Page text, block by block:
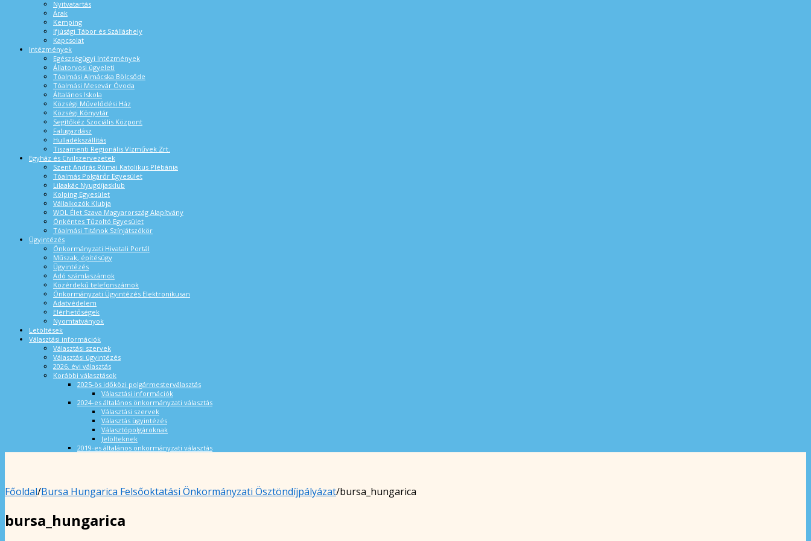
Nyitvatartás
Árak
Kemping
Ifjúsági Tábor és Szálláshely
Kapcsolat
Intézmények
Egészségügyi Intézmények
Állatorvosi ügyeleti
Tóalmási Almácska Bölcsőde
Tóalmási Mesevár Óvoda
Általános Iskola
Községi Művelődési Ház
Községi Könyvtár
Segítőkéz Szociális Központ
Falugazdász
Hulladékszállítás
Tiszamenti Regionális Vízművek Zrt.
Egyház és Civilszervezetek
Szent András Római Katolikus Plébánia
Tóalmás Polgárőr Egyesület
Lilaakác Nyugdíjasklub
Kolping Egyesület
Vállalkozók Klubja
WOL Élet Szava Magyarország Alapítvány
Önkéntes Tűzoltó Egyesület
Tóalmási Titánok Színjátszókör
Ügyintézés
Önkormányzati Hivatali Portál
Műszak, építésügy
Ügyintézés
Adó számlaszámok
Közérdekű telefonszámok
Önkormányzati Ügyintézés Elektronikusan
Adatvédelem
Elérhetőségek
Nyomtatványok
Letöltések
Választási információk
Választási szervek
Választási ügyintézés
2026. évi választás
Korábbi választások
2025-ös időközi polgármesterválasztás
Választási információk
2024-es általános önkormányzati választás
Választási szervek
Választás ügyintézés
Választópolgároknak
Jelölteknek
2019-es általános önkormányzati választás
Főoldal/Bursa Hungarica Felsőoktatási Önkormányzati Ösztöndíjpályázat/bursa_hungarica
bursa_hungarica